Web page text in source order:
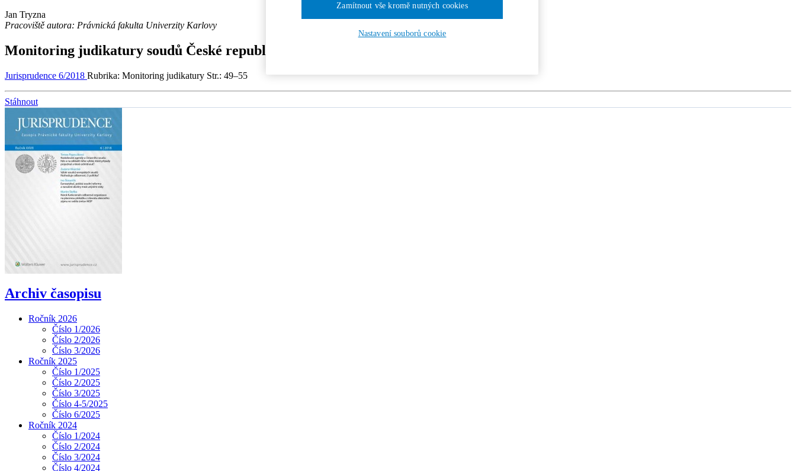
Jan Tryzna
Pracoviště autora: Právnická fakulta Univerzity Karlovy
Monitoring judikatury soudů České republiky
Jurisprudence 6/2018 Rubrika: Monitoring judikatury Str.: 49–55
Stáhnout
Archiv časopisu
Ročník 2026
Číslo 1/2026
Číslo 2/2026
Číslo 3/2026
Ročník 2025
Číslo 1/2025
Číslo 2/2025
Číslo 3/2025
Číslo 4-5/2025
Číslo 6/2025
Ročník 2024
Číslo 1/2024
Číslo 2/2024
Číslo 3/2024
Číslo 4/2024
Nastavení souborů cookie
Zamítnout vše kromě nutných cookies